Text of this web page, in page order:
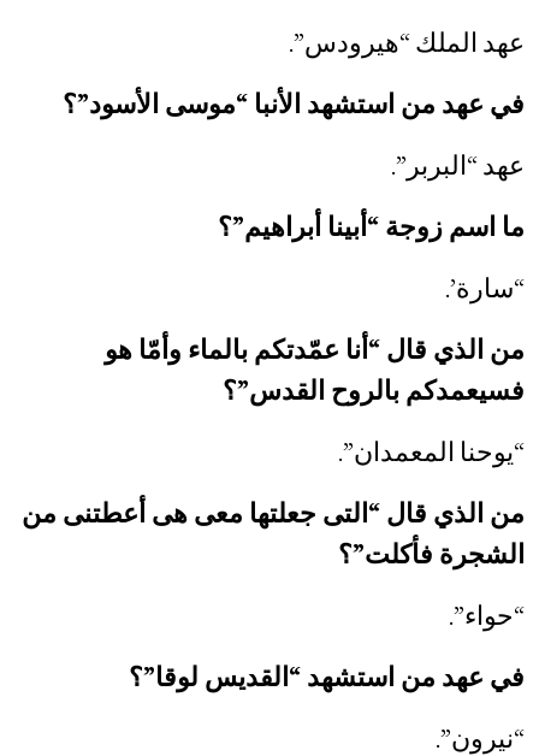
عهد الملك “هيرودس”.
في عهد من استشهد الأنبا “موسى الأسود”؟
عهد “البربر”.
ما اسم زوجة “أبينا أبراهيم”؟
“سارة’.
من الذي قال “أنا عمّدتكم بالماء وأمّا هو
فسيعمدكم بالروح القدس”؟
“يوحنا المعمدان”.
من الذي قال “التى جعلتها معى هى أعطتنى من
الشجرة فأكلت”؟
“حواء”.
في عهد من استشهد “القديس لوقا”؟
“نيرون”.